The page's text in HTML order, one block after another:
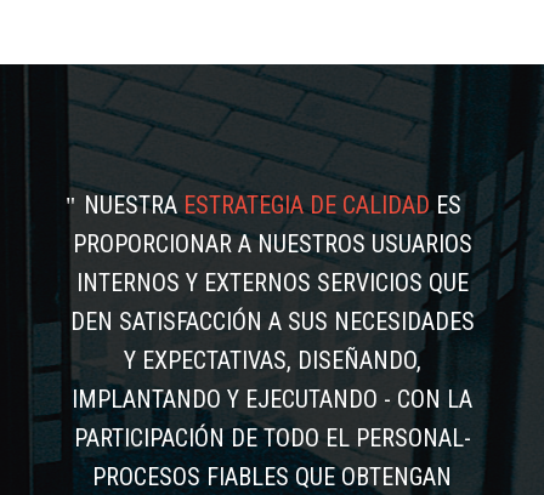
NUESTRAESTRATEGIA DE CALIDADES
PROPORCIONAR A NUESTROS USUARIOS
INTERNOS Y EXTERNOS SERVICIOS QUE
DEN SATISFACCIÓN A SUS NECESIDADES
Y EXPECTATIVAS, DISEÑANDO,
IMPLANTANDO Y EJECUTANDO - CON LA
PARTICIPACIÓN DE TODO EL PERSONAL-
PROCESOS FIABLES QUE OBTENGAN